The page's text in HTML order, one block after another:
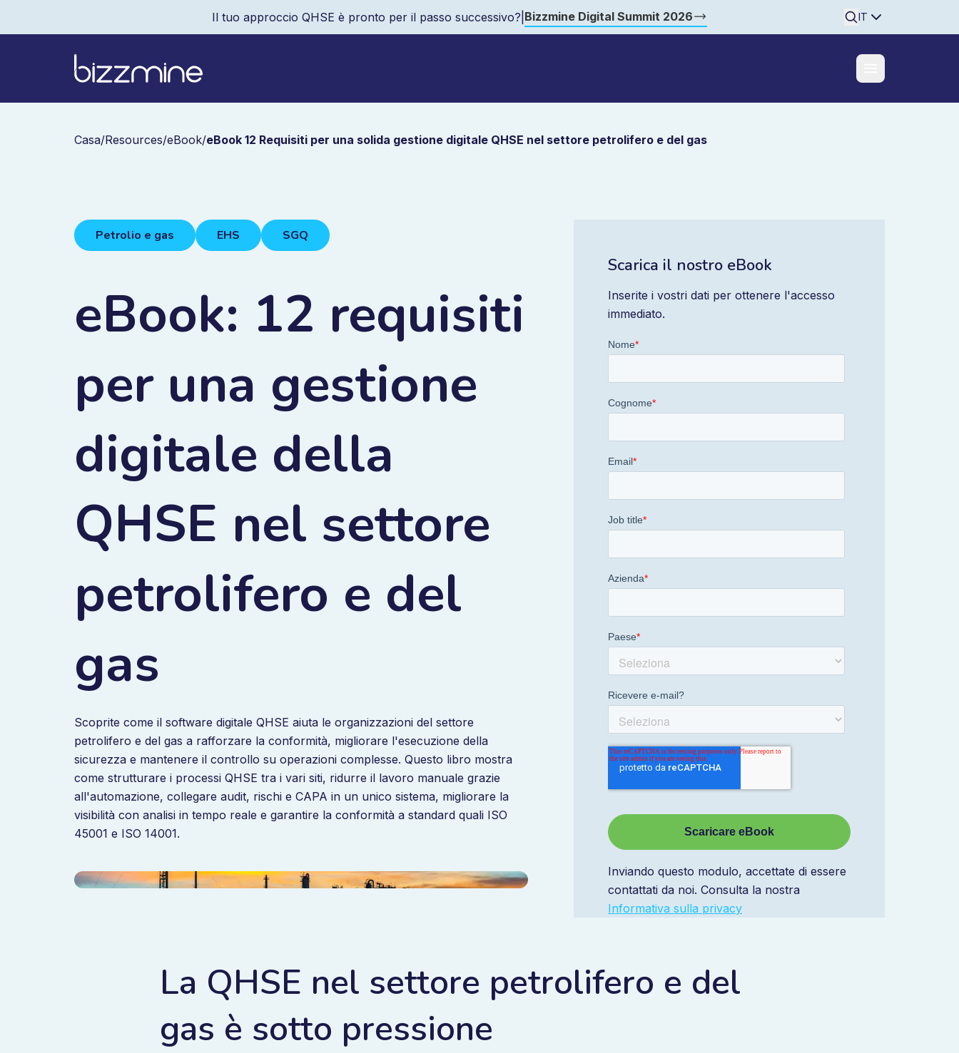
Il tuo approccio QHSE è pronto per il passo successivo? Bizzmine Digital Summit 2026 Searchine
IT
Casa/Resources/eBook/eBook 12 Requisiti per una solida gestione digitale QHSE nel settore petrolifero e del gas
Petrolio e gas EHS SGQ
eBook: 12 requisiti
per una gestione
digitale della
QHSE nel settore
petrolifero e del
gas
Scoprite come il software digitale QHSE aiuta le organizzazioni del settore
petrolifero e del gas a rafforzare la conformità, migliorare l'esecuzione della
sicurezza e mantenere il controllo su operazioni complesse. Questo libro mostra
come strutturare i processi QHSE tra i vari siti, ridurre il lavoro manuale grazie
all'automazione, collegare audit, rischi e CAPA in un unico sistema, migliorare la
visibilità con analisi in tempo reale e garantire la conformità a standard quali ISO
45001 e ISO 14001.
Scarica il nostro eBook
Inserite i vostri dati per ottenere l'accesso
immediato.
Inviando questo modulo, accettate di essere
contattati da noi. Consulta la nostra
Informativa sulla privacy
La QHSE nel settore petrolifero e del
gas è sotto pressione